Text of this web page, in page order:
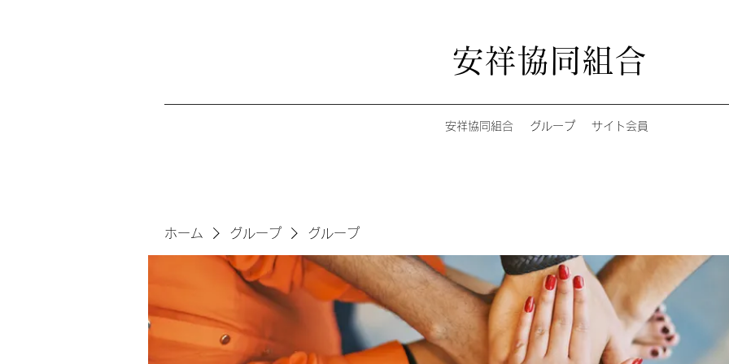
安祥協同組合
安祥協同組合 グループ サイト会員
ホーム グループ グループ